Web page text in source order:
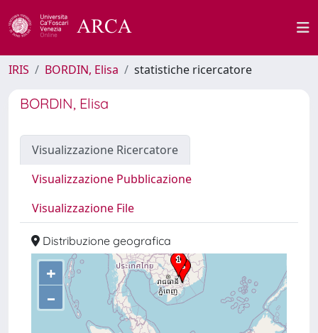
IRIS BORDIN, Elisa statistiche ricercatore
BORDIN, Elisa
Visualizzazione Ricercatore
Visualizzazione Pubblicazione
Visualizzazione File
Distribuzione geografica
+
–